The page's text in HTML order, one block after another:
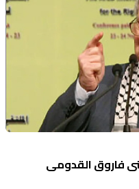
فاروق القدومي